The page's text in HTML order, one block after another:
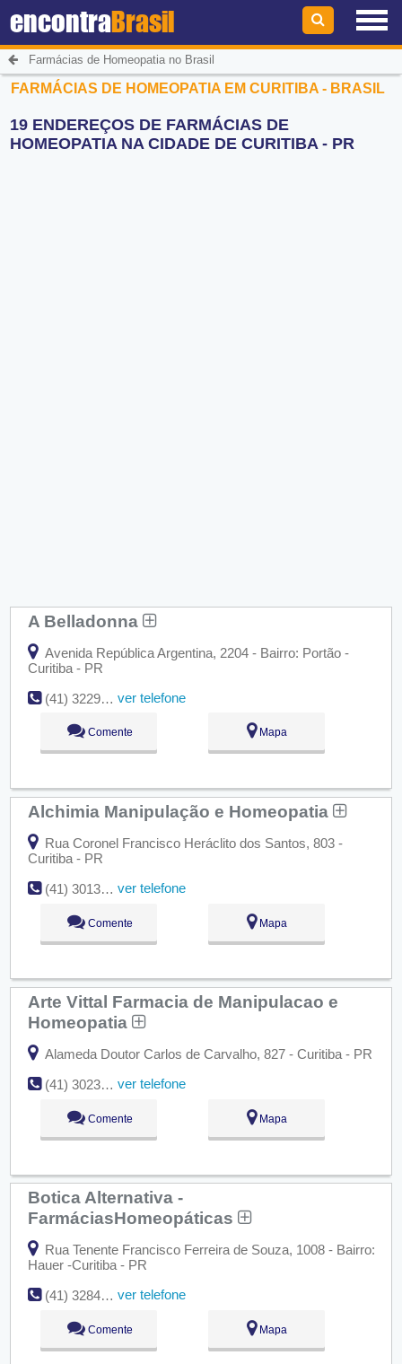
encontraBrasil
Farmácias de Homeopatia no Brasil
FARMÁCIAS DE HOMEOPATIA EM CURITIBA - BRASIL
19 ENDEREÇOS DE FARMÁCIAS DE
HOMEOPATIA NA CIDADE DE CURITIBA - PR
A Belladonna
Avenida República Argentina, 2204 - Bairro: Portão -
Curitiba - PR
(41) 3229-9099
ver telefone
Comente Mapa
Alchimia Manipulação e Homeopatia
Rua Coronel Francisco Heráclito dos Santos, 803 -
Curitiba - PR
(41) 3013-3663
ver telefone
Comente Mapa
Arte Vittal Farmacia de Manipulacao e
Homeopatia
Alameda Doutor Carlos de Carvalho, 827 - Curitiba - PR
(41) 3023-0606
ver telefone
Comente Mapa
Botica Alternativa -
FarmáciasHomeopáticas
Rua Tenente Francisco Ferreira de Souza, 1008 - Bairro:
Hauer -Curitiba - PR
(41) 3284-2204
ver telefone
Comente Mapa